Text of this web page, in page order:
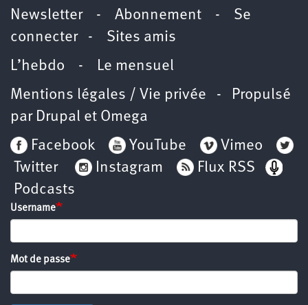
Newsletter- Abonnement - Se
connecter- Sites amis
L’hebdo - Le mensuel
Mentions légales / Vie privée - Propulsé
par Drupal et Omega
Facebook
YouTube
Vimeo
Twitter
Instagram
Flux RSS
Podcasts
Username
Mot de passe